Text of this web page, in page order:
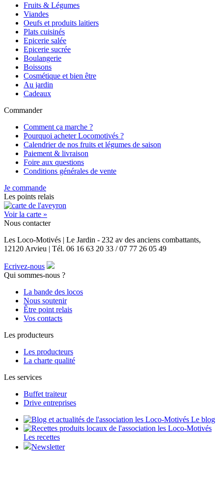
Fruits & Légumes
Viandes
Oeufs et produits laitiers
Plats cuisinés
Epicerie salée
Epicerie sucrée
Boulangerie
Boissons
Cosmétique et bien être
Au jardin
Cadeaux
Commander
Comment ça marche ?
Pourquoi acheter Locomotivés ?
Calendrier de nos fruits et légumes de saison
Paiement & livraison
Foire aux questions
Conditions générales de vente
Je commande
Les points relais
Voir la carte »
Nous contacter
Les Loco-Motivés | Le Jardin - 232 av des anciens combattants,
12120 Arvieu | Tél. 06 16 63 20 33 / 07 77 26 05 49
Ecrivez-nous
Qui sommes-nous ?
La bande des locos
Nous soutenir
Être point relais
Vos contacts
Les producteurs
Les producteurs
La charte qualité
Les services
Buffet traiteur
Drive entreprises
Le blog
Les recettes
Newsletter